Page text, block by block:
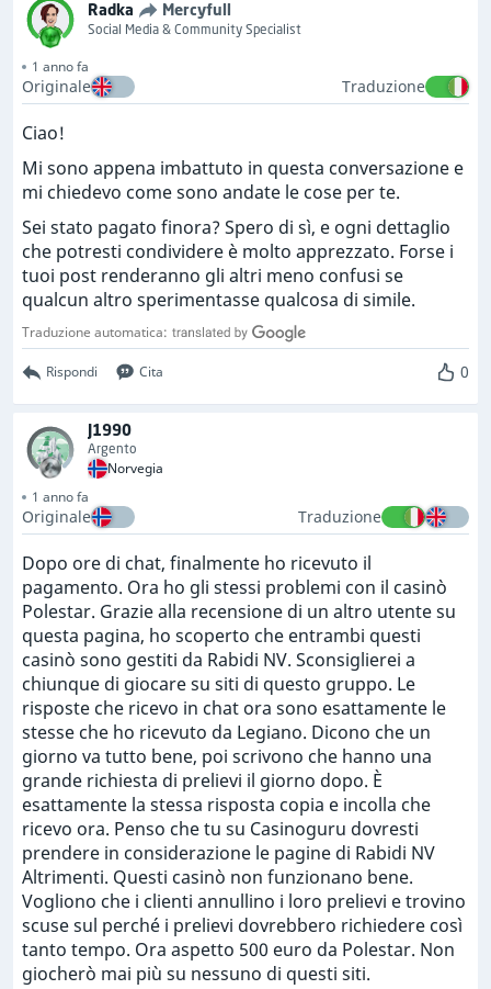
Radka Mercyfull
Social Media & Community Specialist
1 anno fa
Originale Traduzione
Ciao!
Mi sono appena imbattuto in questa conversazione e
mi chiedevo come sono andate le cose per te.
Sei stato pagato finora? Spero di sì, e ogni dettaglio
che potresti condividere è molto apprezzato. Forse i
tuoi post renderanno gli altri meno confusi se
qualcun altro sperimentasse qualcosa di simile.
Traduzione automatica:
Rispondi Cita 0
J1990
Argento
Norvegia
1 anno fa
Originale Traduzione
Dopo ore di chat, finalmente ho ricevuto il
pagamento. Ora ho gli stessi problemi con il casinò
Polestar. Grazie alla recensione di un altro utente su
questa pagina, ho scoperto che entrambi questi
casinò sono gestiti da Rabidi NV. Sconsiglierei a
chiunque di giocare su siti di questo gruppo. Le
risposte che ricevo in chat ora sono esattamente le
stesse che ho ricevuto da Legiano. Dicono che un
giorno va tutto bene, poi scrivono che hanno una
grande richiesta di prelievi il giorno dopo. È
esattamente la stessa risposta copia e incolla che
ricevo ora. Penso che tu su Casinoguru dovresti
prendere in considerazione le pagine di Rabidi NV
Altrimenti. Questi casinò non funzionano bene.
Vogliono che i clienti annullino i loro prelievi e trovino
scuse sul perché i prelievi dovrebbero richiedere così
tanto tempo. Ora aspetto 500 euro da Polestar. Non
giocherò mai più su nessuno di questi siti.